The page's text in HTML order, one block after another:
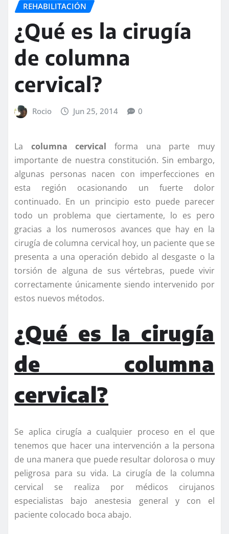
REHABILITACIÓN
¿Qué es la cirugía
de columna
cervical?
Rocio Jun 25, 2014 0
La columna cervical forma una parte muy
importante de nuestra constitución. Sin embargo,
algunas personas nacen con imperfecciones en
esta región ocasionando un fuerte dolor
continuado. En un principio esto puede parecer
todo un problema que ciertamente, lo es pero
gracias a los numerosos avances que hay en la
cirugía de columna cervical hoy, un paciente que se
presenta a una operación debido al desgaste o la
torsión de alguna de sus vértebras, puede vivir
correctamente únicamente siendo intervenido por
estos nuevos métodos.
¿Qué es la cirugía
de columna
cervical?
Se aplica cirugía a cualquier proceso en el que
tenemos que hacer una intervención a la persona
de una manera que puede resultar dolorosa o muy
peligrosa para su vida. La cirugía de la columna
cervical se realiza por médicos cirujanos
especialistas bajo anestesia general y con el
paciente colocado boca abajo.